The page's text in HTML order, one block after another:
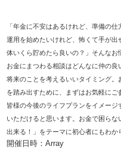
「年金に不安はあるけれど、準備の
運用を始めたいけれど、怖くて手が
体いくら貯めたら良いの？」そんなお
お金にまつわる相談はどんなに仲の
将来のことを考えるいいタイミング
を踏み出すために、まずはお気軽にご
皆様の今後のライフプランをイメー
いただけると思います。お金で困ら
出来る！」をテーマに初心者にもわか
開催日時：Array